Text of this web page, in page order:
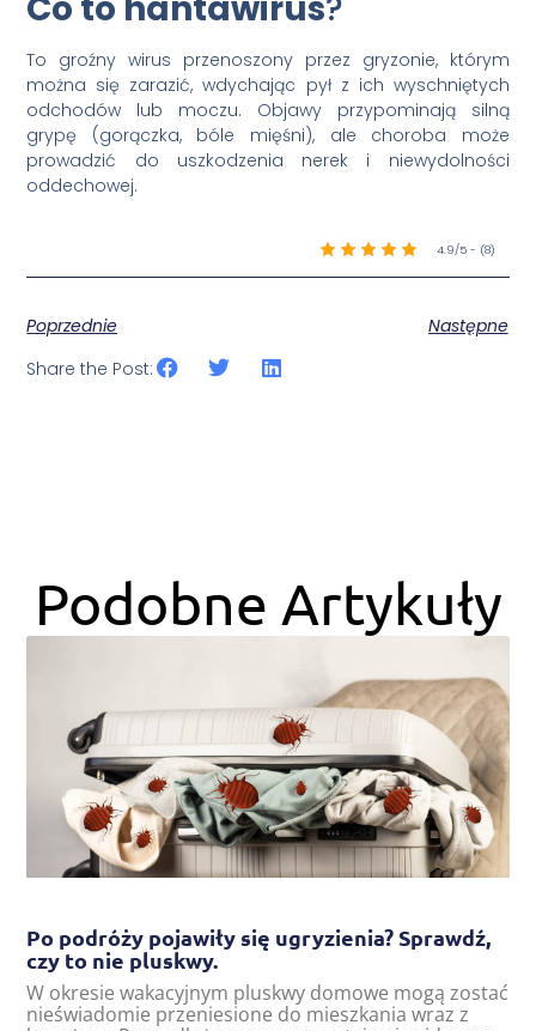
To groźny wirus przenoszony przez gryzonie, którym
można się zarazić, wdychając pył z ich wyschniętych
odchodów lub moczu. Objawy przypominają silną
grypę (gorączka, bóle mięśni), ale choroba może
prowadzić do uszkodzenia nerek i niewydolności
oddechowej.
4.9/5 - (8)
Poprzednie
Następne
Share the Post:
Podobne Artykuły
Po podróży pojawiły się ugryzienia? Sprawdź,
czy to nie pluskwy.
W okresie wakacyjnym pluskwy domowe mogą zostać
nieświadomie przeniesione do mieszkania wraz z